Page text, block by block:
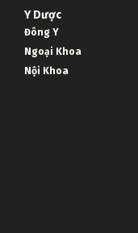
Y Dược
Đông Y
Ngoại Khoa
Nội Khoa